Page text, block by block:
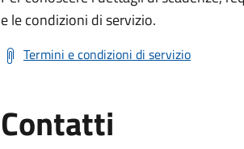
e le condizioni di servizio.
Termini e condizioni di servizio
Contatti